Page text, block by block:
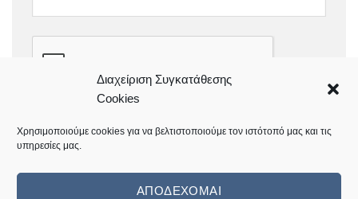
Διαχείριση Συγκατάθεσης
Cookies
Χρησιμοποιούμε cookies για να βελτιστοποιούμε τον ιστότοπό μας και τις
υπηρεσίες μας.
ΑΠΟΔΈΧΟΜΑΙ